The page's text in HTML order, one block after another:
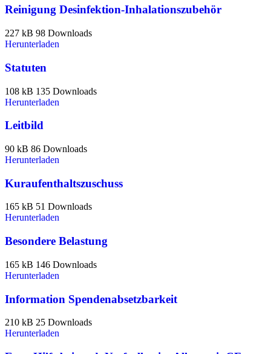
Reinigung Desinfektion-Inhalationszubehör
227 kB 98 Downloads
Herunterladen
Statuten
108 kB 135 Downloads
Herunterladen
Leitbild
90 kB 86 Downloads
Herunterladen
Kuraufenthaltszuschuss
165 kB 51 Downloads
Herunterladen
Besondere Belastung
165 kB 146 Downloads
Herunterladen
Information Spendenabsetzbarkeit
210 kB 25 Downloads
Herunterladen